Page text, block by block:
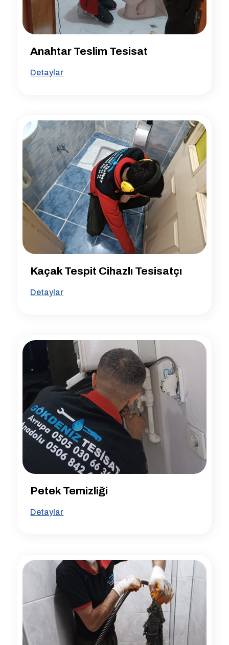
Anahtar Teslim Tesisat
Detaylar
Kaçak Tespit Cihazlı Tesisatçı
Detaylar
Petek Temizliği
Detaylar